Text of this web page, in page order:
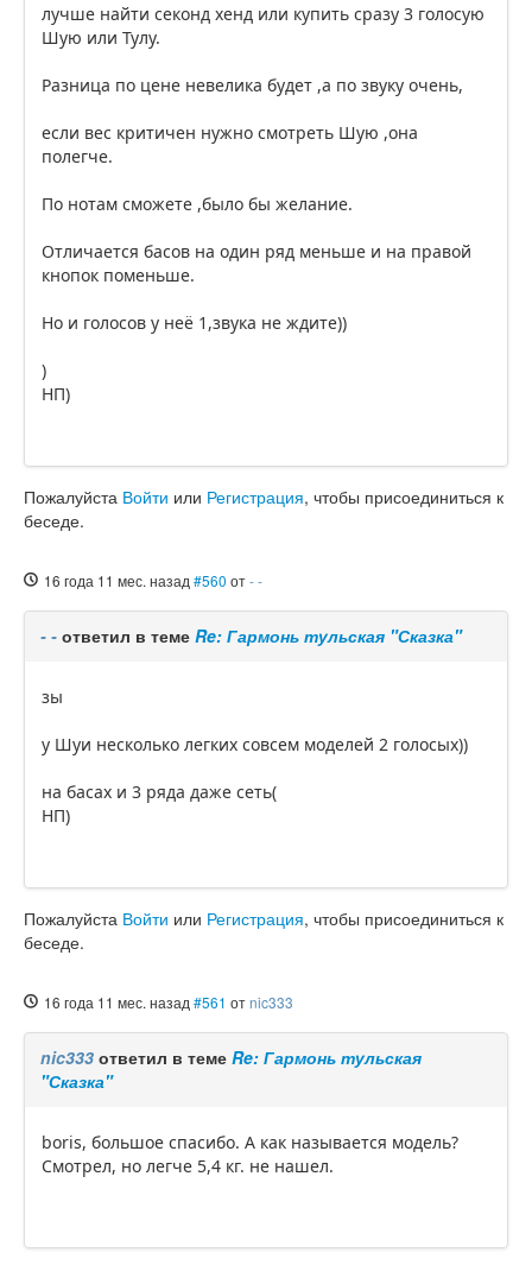
лучше найти секонд хенд или купить сразу 3 голосую
Шую или Тулу.
Разница по цене невелика будет ,а по звуку очень,
если вес критичен нужно смотреть Шую ,она
полегче.
По нотам сможете ,было бы желание.
Отличается басов на один ряд меньше и на правой
кнопок поменьше.
Но и голосов у неё 1,звука не ждите))
)
НП)
Пожалуйста Войти или Регистрация, чтобы присоединиться к
беседе.
16 года 11 мес. назад #560 от- -
- - ответил в теме Re: Гармонь тульская "Сказка"
зы
у Шуи несколько легких совсем моделей 2 голосых))
на басах и 3 ряда даже сеть(
НП)
Пожалуйста Войти или Регистрация, чтобы присоединиться к
беседе.
16 года 11 мес. назад #561 отnic333
nic333 ответил в теме Re: Гармонь тульская
"Сказка"
boris, большое спасибо. А как называется модель?
Смотрел, но легче 5,4 кг. не нашел.